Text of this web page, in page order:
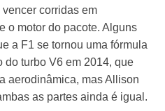
corridas em
o motor do pacote. Alguns
a F1 se tornou uma fórmula
do turbo V6 em 2014, que
aerodinâmica, mas Allison
as partes ainda é igual.